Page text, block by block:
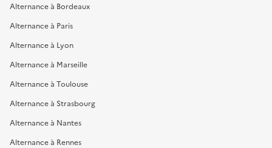
Alternance à Bordeaux
Alternance à Paris
Alternance à Lyon
Alternance à Marseille
Alternance à Toulouse
Alternance à Strasbourg
Alternance à Nantes
Alternance à Rennes